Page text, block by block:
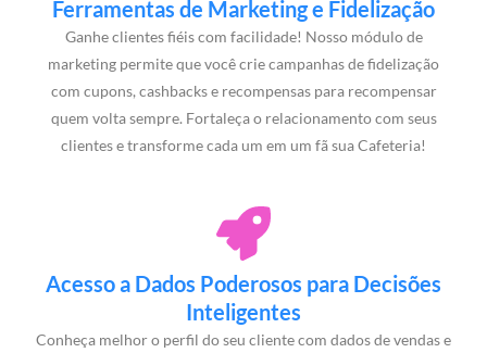
Ferramentas de Marketing e Fidelização
Ganhe clientes fiéis com facilidade! Nosso módulo de
marketing permite que você crie campanhas de fidelização
com cupons, cashbacks e recompensas para recompensar
quem volta sempre. Fortaleça o relacionamento com seus
clientes e transforme cada um em um fã sua Cafeteria!
Acesso a Dados Poderosos para Decisões
Inteligentes
Conheça melhor o perfil do seu cliente com dados de vendas e